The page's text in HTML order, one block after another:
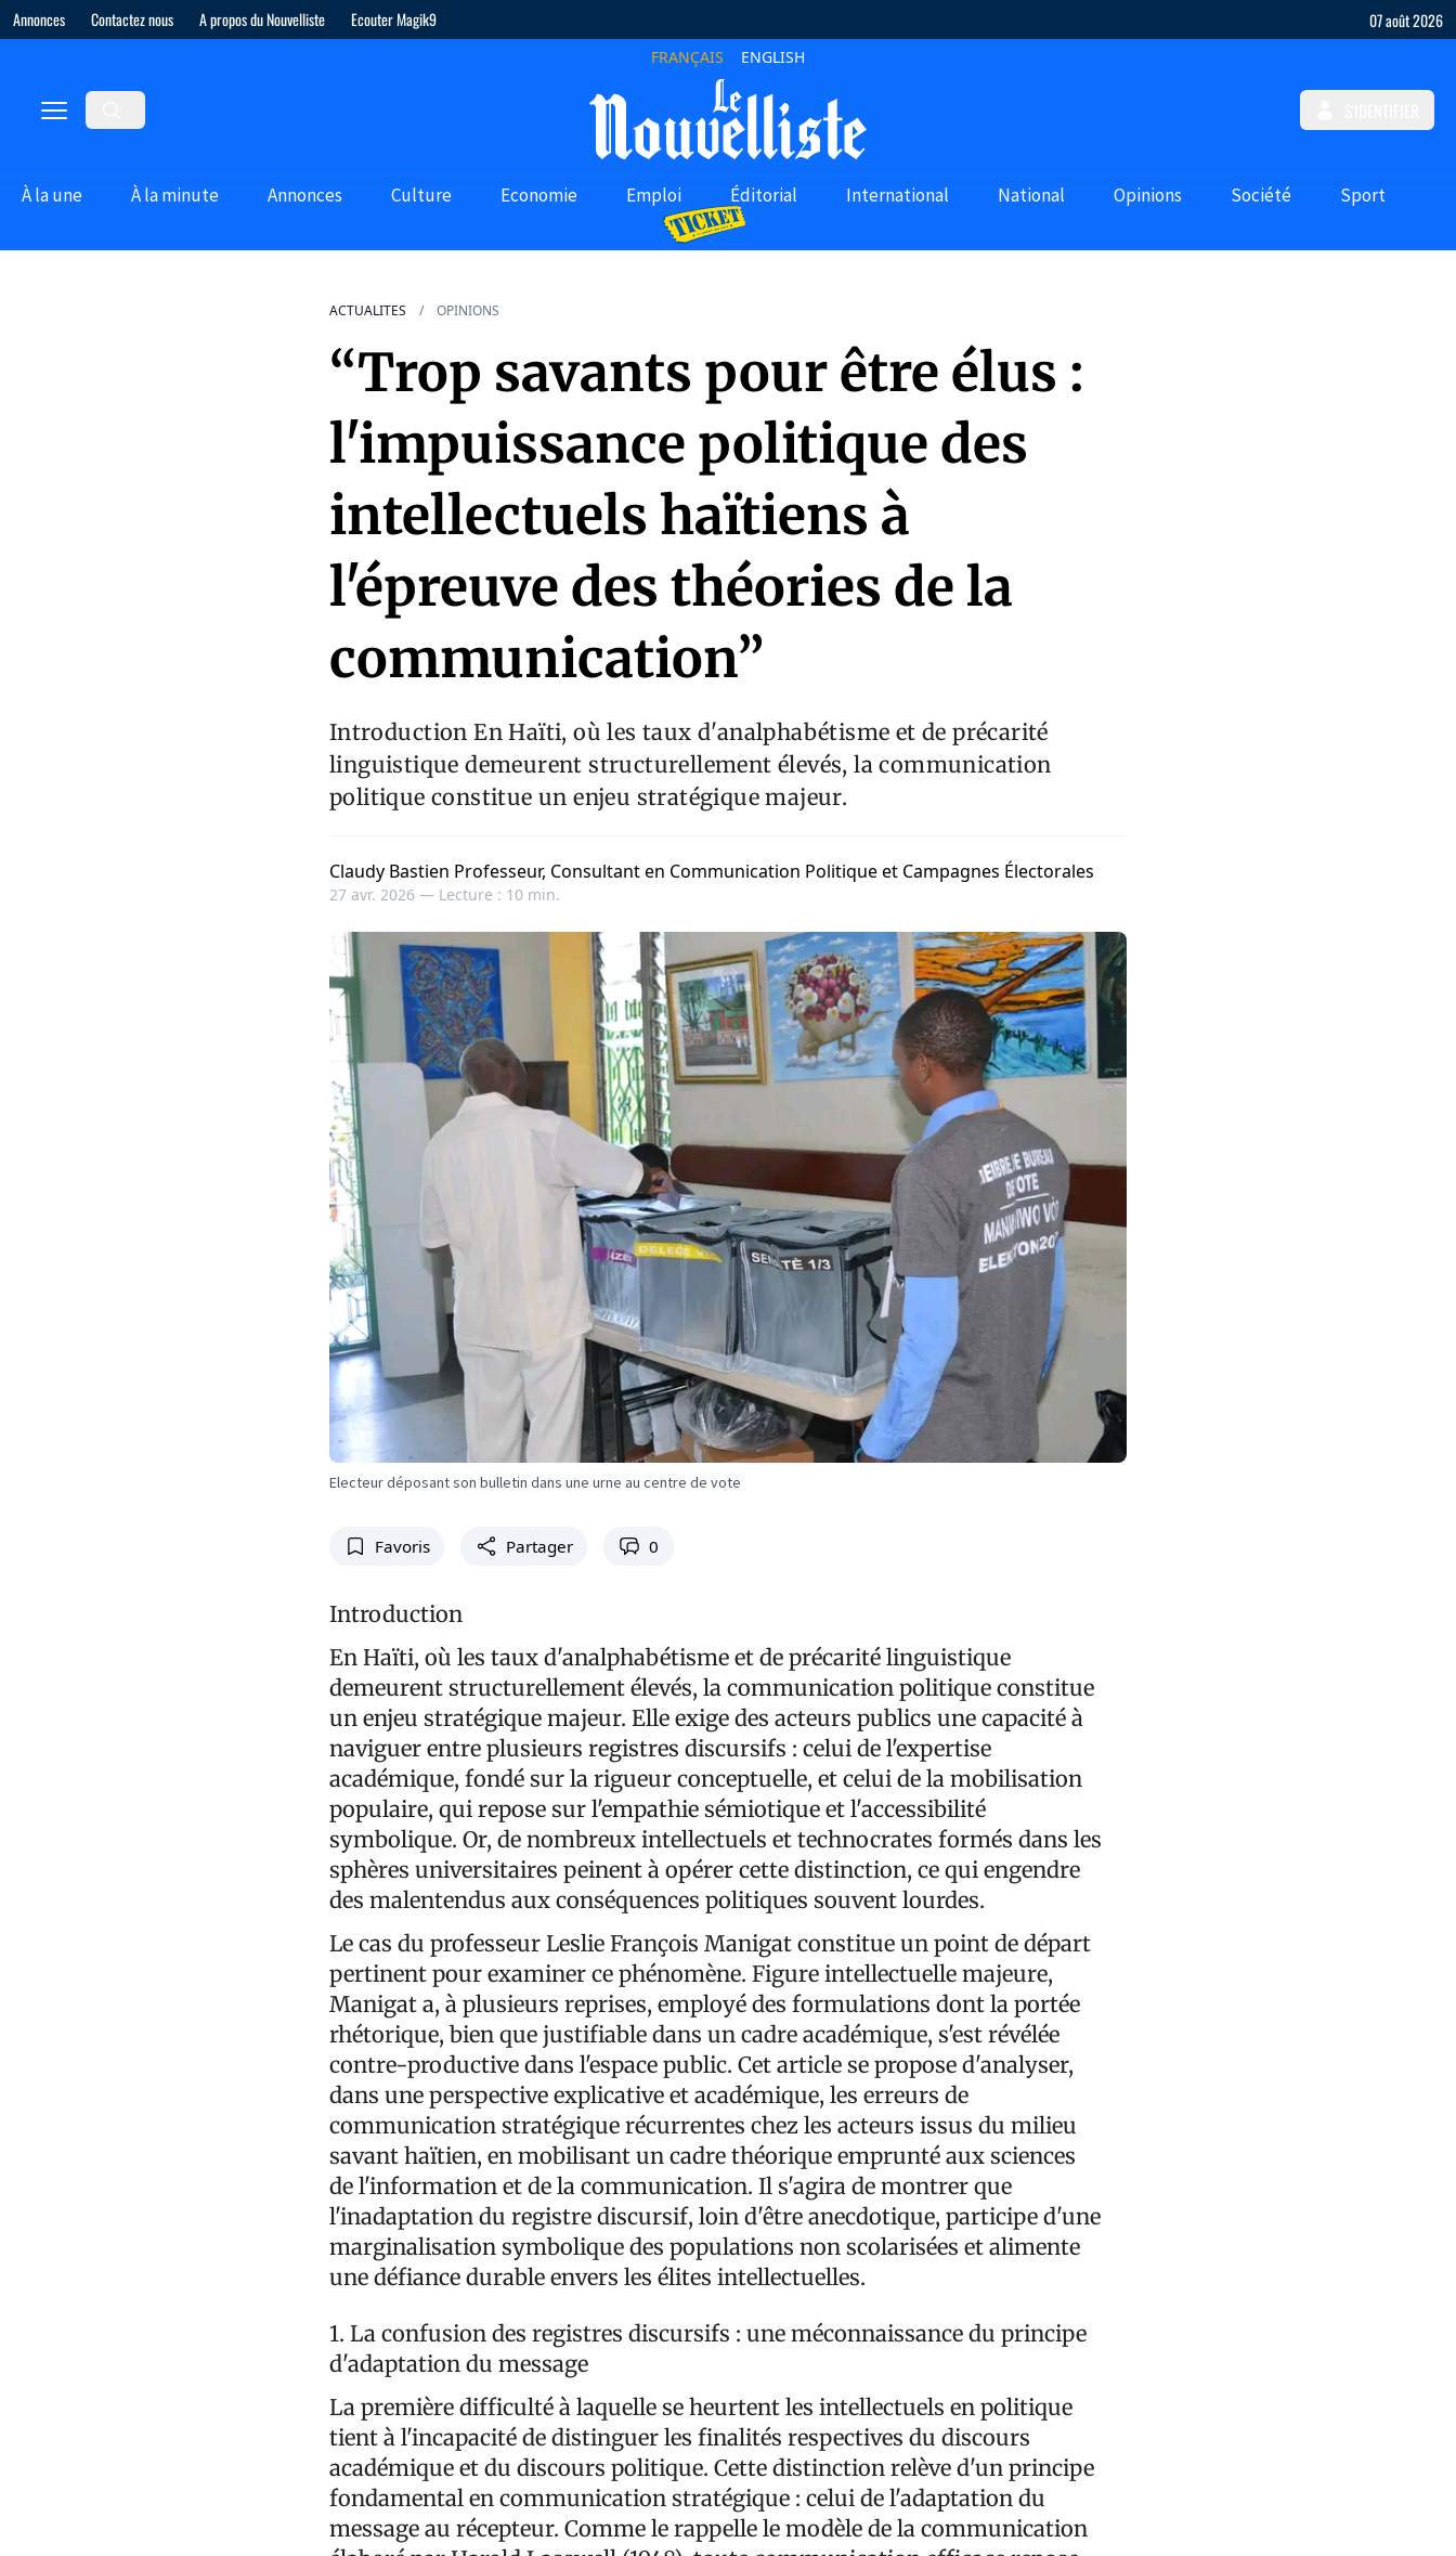
Annonces Contactez nous A propos du Nouvelliste Ecouter Magik9 07 août 2026
FRANÇAIS ENGLISH
À la une À la minute Annonces Culture Economie Emploi Éditorial International National Opinions Société Sport
ACTUALITES OPINIONS
“Trop savants pour être élus :
l'impuissance politique des
intellectuels haïtiens à
l'épreuve des théories de la
communication”
Introduction En Haïti, où les taux d'analphabétisme et de précarité
linguistique demeurent structurellement élevés, la communication
politique constitue un enjeu stratégique majeur.
Claudy Bastien Professeur, Consultant en Communication Politique et Campagnes Électorales
27 avr. 2026 — Lecture : 10 min.
Electeur déposant son bulletin dans une urne au centre de vote
Favoris Partager 0
Introduction
En Haïti, où les taux d'analphabétisme et de précarité linguistique
demeurent structurellement élevés, la communication politique constitue
un enjeu stratégique majeur. Elle exige des acteurs publics une capacité à
naviguer entre plusieurs registres discursifs : celui de l'expertise
académique, fondé sur la rigueur conceptuelle, et celui de la mobilisation
populaire, qui repose sur l'empathie sémiotique et l'accessibilité
symbolique. Or, de nombreux intellectuels et technocrates formés dans les
sphères universitaires peinent à opérer cette distinction, ce qui engendre
des malentendus aux conséquences politiques souvent lourdes.
Le cas du professeur Leslie François Manigat constitue un point de départ
pertinent pour examiner ce phénomène. Figure intellectuelle majeure,
Manigat a, à plusieurs reprises, employé des formulations dont la portée
rhétorique, bien que justifiable dans un cadre académique, s'est révélée
contre-productive dans l'espace public. Cet article se propose d'analyser,
dans une perspective explicative et académique, les erreurs de
communication stratégique récurrentes chez les acteurs issus du milieu
savant haïtien, en mobilisant un cadre théorique emprunté aux sciences
de l'information et de la communication. Il s'agira de montrer que
l'inadaptation du registre discursif, loin d'être anecdotique, participe d'une
marginalisation symbolique des populations non scolarisées et alimente
une défiance durable envers les élites intellectuelles.
1. La confusion des registres discursifs : une méconnaissance du principe
d'adaptation du message
La première difficulté à laquelle se heurtent les intellectuels en politique
tient à l'incapacité de distinguer les finalités respectives du discours
académique et du discours politique. Cette distinction relève d'un principe
fondamental en communication stratégique : celui de l'adaptation du
message au récepteur. Comme le rappelle le modèle de la communication